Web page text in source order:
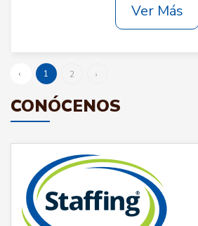
Ver Más
‹ 1 2 ›
CONÓCENOS